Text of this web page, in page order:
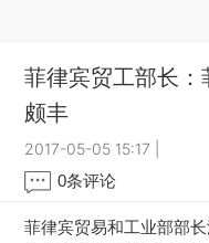
菲律宾贸工部长：
颇丰
2017-05-05 15:17
0条评论
菲律宾贸易和工业部部